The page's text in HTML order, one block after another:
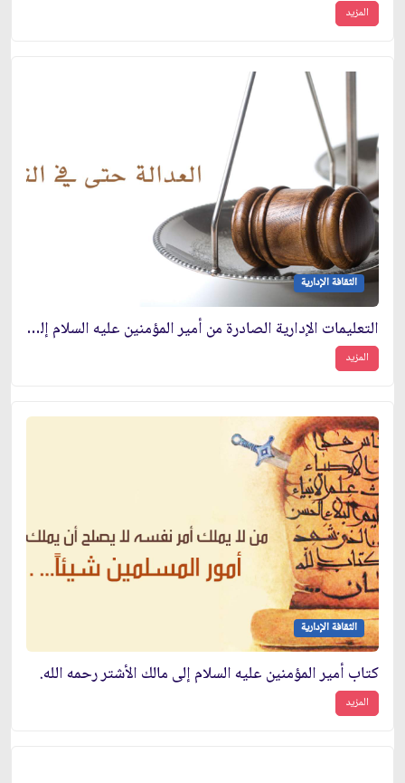
المزيد
الثقافة الإدارية
التعليمات الإدارية الصادرة من أمير المؤمنين عليه السلام إلى عمّاله وولاته
المزيد
الثقافة الإدارية
كتاب أمير المؤمنين عليه السلام إلى مالك الأشتر رحمه الله.
المزيد